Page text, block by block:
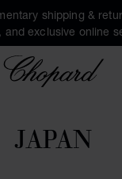
shipping &
and exclusive online
Chopard
JAPAN